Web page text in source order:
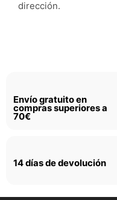
dirección.
Envío gratuito en
compras superiores a
70€
14 días de devolución